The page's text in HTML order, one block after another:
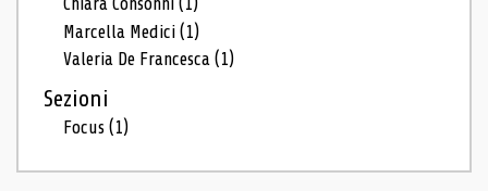
Marcella Medici(1)
Valeria De Francesca(1)
Sezioni
Focus(1)